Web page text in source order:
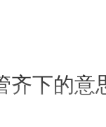
下的意